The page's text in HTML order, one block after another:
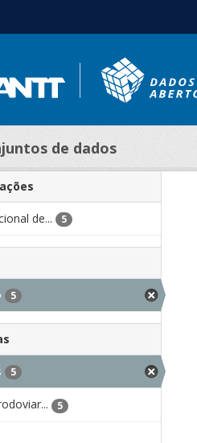
de dados
de... 5
5
5
5